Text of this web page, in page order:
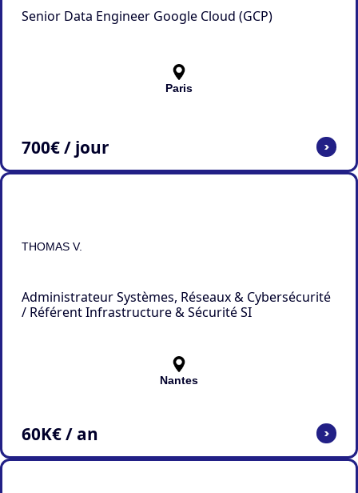
Senior Data Engineer Google Cloud (GCP)
Paris
700€ / jour >
THOMAS V.
Administrateur Systèmes, Réseaux & Cybersécurité
/ Référent Infrastructure & Sécurité SI
Nantes
60K€ / an >